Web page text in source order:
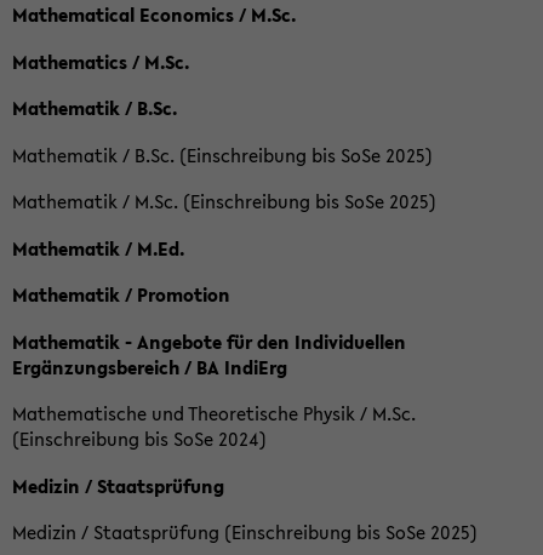
Mathematical Economics / M.Sc.
Mathematics / M.Sc.
Mathematik / B.Sc.
Mathematik / B.Sc. (Einschreibung bis SoSe 2025)
Mathematik / M.Sc. (Einschreibung bis SoSe 2025)
Mathematik / M.Ed.
Mathematik / Promotion
Mathematik - Angebote für den Individuellen
Ergänzungsbereich / BA IndiErg
Mathematische und Theoretische Physik / M.Sc.
(Einschreibung bis SoSe 2024)
Medizin / Staatsprüfung
Medizin / Staatsprüfung (Einschreibung bis SoSe 2025)